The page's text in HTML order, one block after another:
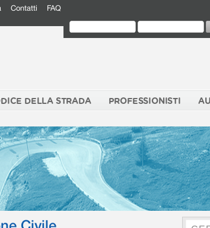
Contatti FAQ
DELLA STRADA PROFESSIONISTI